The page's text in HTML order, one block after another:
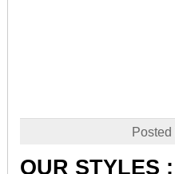
Posted
OUR STYLES